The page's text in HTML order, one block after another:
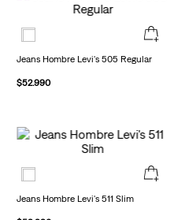
Jeans Hombre Levi's 505 Regular
$52.990
Jeans Hombre Levi's 511 Slim